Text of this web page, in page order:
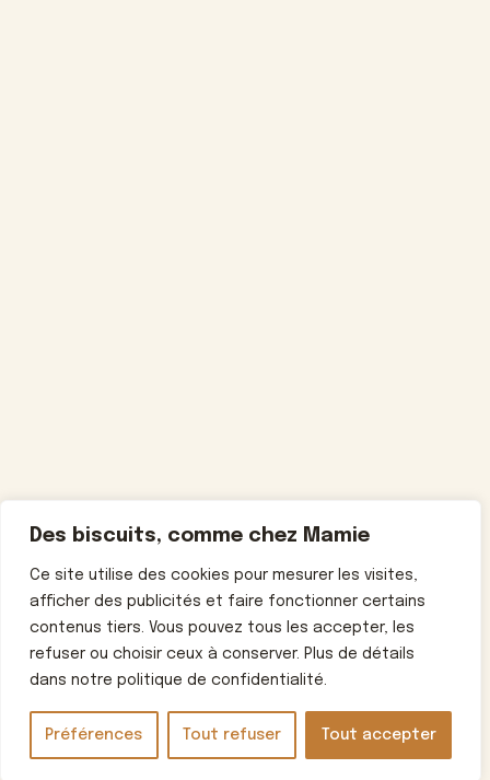
Des biscuits, comme chez Mamie
Ce site utilise des cookies pour mesurer les visites,
afficher des publicités et faire fonctionner certains
contenus tiers. Vous pouvez tous les accepter, les
refuser ou choisir ceux à conserver. Plus de détails
dans notre politique de confidentialité.
Préférences Tout refuser Tout accepter